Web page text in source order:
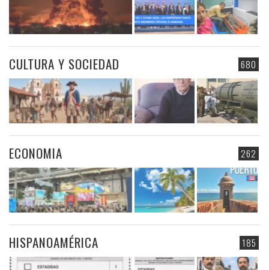
680
CULTURA Y SOCIEDAD
262
ECONOMIA
185
HISPANOAMÉRICA